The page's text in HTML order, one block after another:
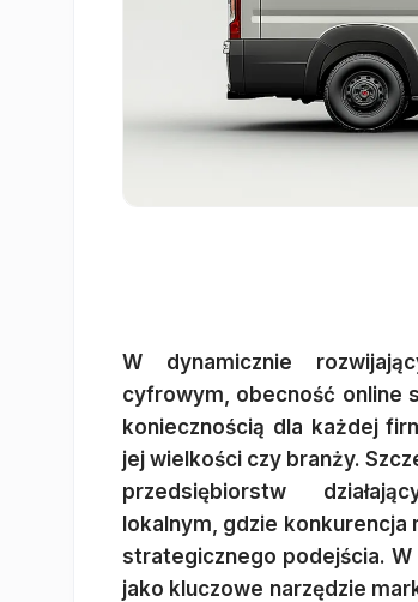
W dynamicznie
cyfrowym, obecność online
koniecznością dla każdej
jej wielkości czy branży.
przedsiębiorstw
lokalnym, gdzie
strategicznego podejścia. W
jako kluczowe narzędzie